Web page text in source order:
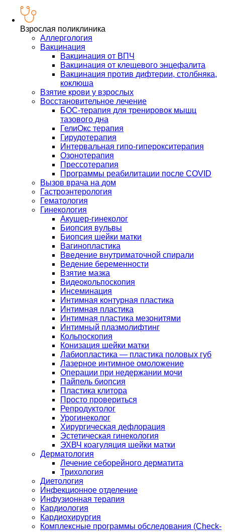
Взрослая поликлиника
Аллергология
Вакцинация
Вакцинация от ВПЧ
Вакцинация от клещевого энцефалита
Вакцинация против дифтерии, столбняка,
коклюша
Взятие крови у взрослых
Восстановительное лечение
БОС-терапия для тренировок мышц
тазового дна
ГелиОкс терапия
Гирудотерапия
Интервальная гипо-гиперокситерапия
Озонотерапия
Прессотерапия
Программы реабилитации после СOVID
Вызов врача на дом
Гастроэнтерология
Гематология
Гинекология
Акушер-гинеколог
Биопсия вульвы
Биопсия шейки матки
Вагинопластика
Введение внутриматочной спирали
Ведение беременности
Взятие мазка
Видеокольпоскопия
Инсеминация
Интимная контурная пластика
Интимная пластика
Интимная пластика мезонитями
Интимный плазмолифтинг
Кольпоскопия
Конизация шейки матки
Лабиопластика — пластика половых губ
Лазерное интимное омоложение
Операции при недержании мочи
Пайпель биопсия
Пластика клитора
Просто провериться
Репродуктолог
Урогинеколог
Хирургическая дефлорация
Эстетическая гинекология
ЭХВЧ коагуляция шейки матки
Дерматология
Лечение себорейного дерматита
Трихология
Диетология
Инфекционное отделение
Инфузионная терапия
Кардиология
Кардиохирургия
Комплексные программы обследования (Check-